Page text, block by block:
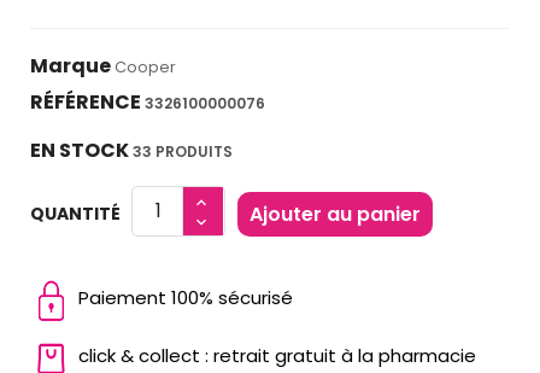
MarqueCooper
RÉFÉRENCE 3326100000076
EN STOCK33 PRODUITS
QUANTITÉ Ajouter au panier
Paiement 100% sécurisé
click & collect : retrait gratuit à la pharmacie